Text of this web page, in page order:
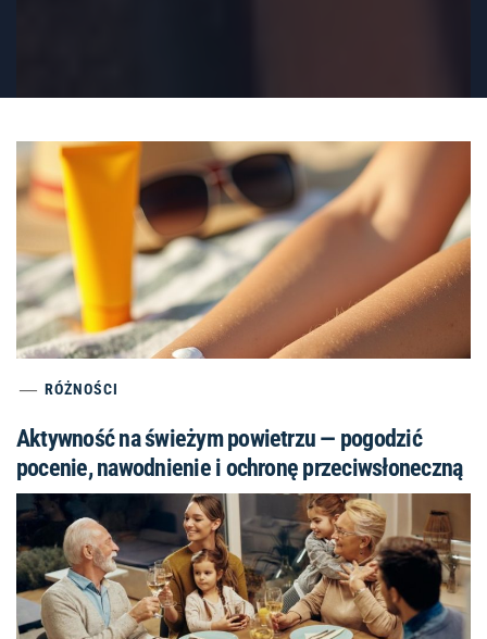
RÓŻNOŚCI
Aktywność na świeżym powietrzu — pogodzić
pocenie, nawodnienie i ochronę przeciwsłoneczną